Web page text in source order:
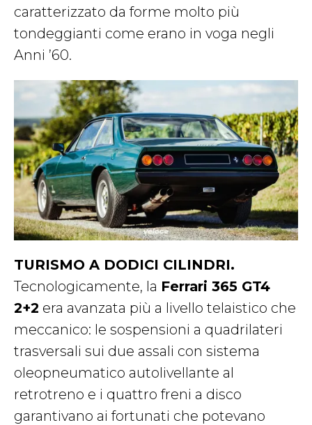
caratterizzato da forme molto più
tondeggianti come erano in voga negli
Anni ’60.
TURISMO A DODICI CILINDRI.
Tecnologicamente, la Ferrari 365 GT4
2+2 era avanzata più a livello telaistico che
meccanico: le sospensioni a quadrilateri
trasversali sui due assali con sistema
oleopneumatico autolivellante al
retrotreno e i quattro freni a disco
garantivano ai fortunati che potevano